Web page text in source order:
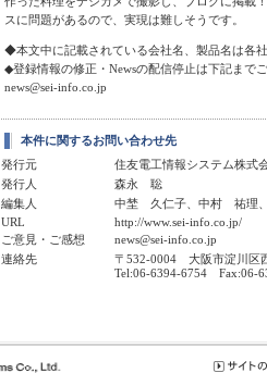
スに問題があるので、実現は難しそうです。
◆本文中に記載されている会社名、製品名は各
◆登録情報の修正・Newsの配信停止は下記まで
news@sei-info.co.jp
本件に関するお問い合わせ先
発行元
住友電工情報システム株
発行人
森永 聡
編集人
中埜 久仁子、中村 祐理
URL
http://www.sei-info.co.jp/
ご意見・ご感想
news@sei-info.co.jp
連絡先
〒532-0004 大阪市淀川区
Tel:06-6394-6754 Fax:06-